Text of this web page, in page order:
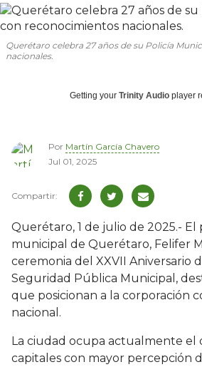
Querétaro celebra 27 años de su Policía
nacionales.
Getting your Trinity Audio player
Por Martín García Chavero
Jul 01, 2025
Querétaro, 1 de julio de 2025.- El
municipal de Querétaro, Felifer
ceremonia del XXVII Aniversario
Seguridad Pública Municipal,
que posicionan a la corporación
nacional.
La ciudad ocupa actualmente
capitales con mayor percepción